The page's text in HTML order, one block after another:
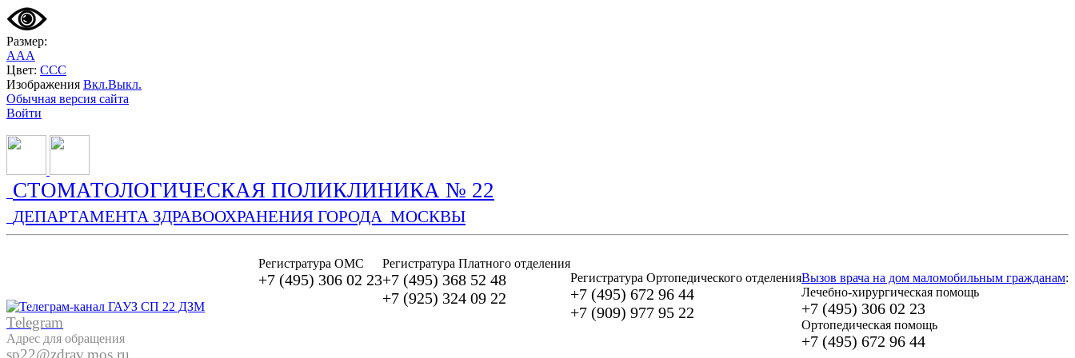
Размер:
AAA
Цвет: CCC
Изображения Вкл.Выкл.
Обычная версия сайта
Войти
СТОМАТОЛОГИЧЕСКАЯ ПОЛИКЛИНИКА № 22
ДЕПАРТАМЕНТА ЗДРАВООХРАНЕНИЯ ГОРОДА МОСКВЫ
Регистратура ОМС
+7 (495) 306 02 23
Регистратура Платного отделения
+7 (495) 368 52 48
+7 (925) 324 09 22
Регистратура Ортопедического отделения
+7 (495) 672 96 44
+7 (909) 977 95 22
Вызов врача на дом маломобильным гражданам:
Лечебно-хирургическая помощь
+7 (495) 306 02 23
Ортопедическая помощь
+7 (495) 672 96 44
Telegram
Адрес для обращения
sp22@zdrav.mos.ru